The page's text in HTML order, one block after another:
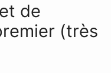
de
(très